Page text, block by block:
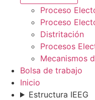
Proceso
Proceso
Distritación
Procesos
Mecanismos
Bolsa de trabajo
Inicio
Estructura IEEG